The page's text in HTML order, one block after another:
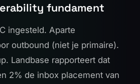
fundament
ingesteld. Aparte
outbound (niet je primaire).
Landbase rapporteert dat
2% de inbox placement van